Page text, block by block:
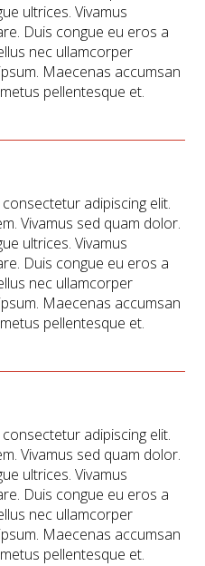
ultrices. Vivamus
Duis congue eu eros a
nec ullamcorper
Maecenas accumsan
pellentesque et.
adipiscing elit.
Vivamus sed quam dolor.
ultrices. Vivamus
Duis congue eu eros a
nec ullamcorper
Maecenas accumsan
pellentesque et.
adipiscing elit.
Vivamus sed quam dolor.
ultrices. Vivamus
Duis congue eu eros a
nec ullamcorper
Maecenas accumsan
pellentesque et.